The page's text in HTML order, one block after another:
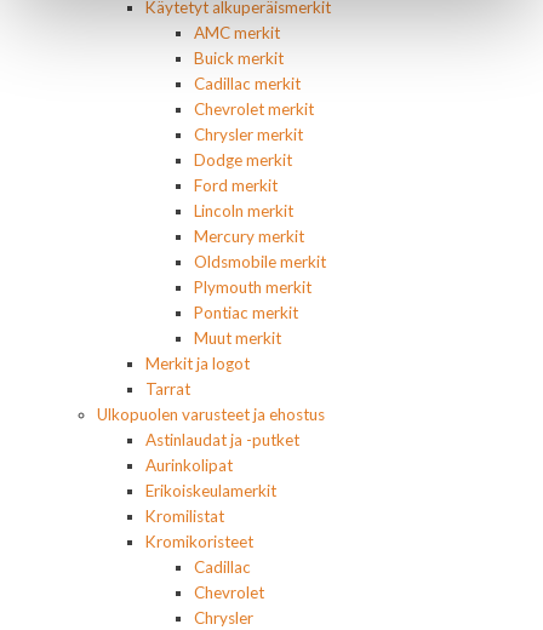
Käytetyt alkuperäismerkit
AMC merkit
Buick merkit
Cadillac merkit
Chevrolet merkit
Chrysler merkit
Dodge merkit
Ford merkit
Lincoln merkit
Mercury merkit
Oldsmobile merkit
Plymouth merkit
Pontiac merkit
Muut merkit
Merkit ja logot
Tarrat
Ulkopuolen varusteet ja ehostus
Astinlaudat ja -putket
Aurinkolipat
Erikoiskeulamerkit
Kromilistat
Kromikoristeet
Cadillac
Chevrolet
Chrysler